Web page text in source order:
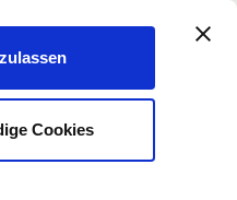
Cookies
Apps AA